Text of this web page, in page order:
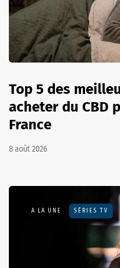
Top 5 des
acheter du CBD
France
8 août 2026
A LA UNE SÉRIES TV